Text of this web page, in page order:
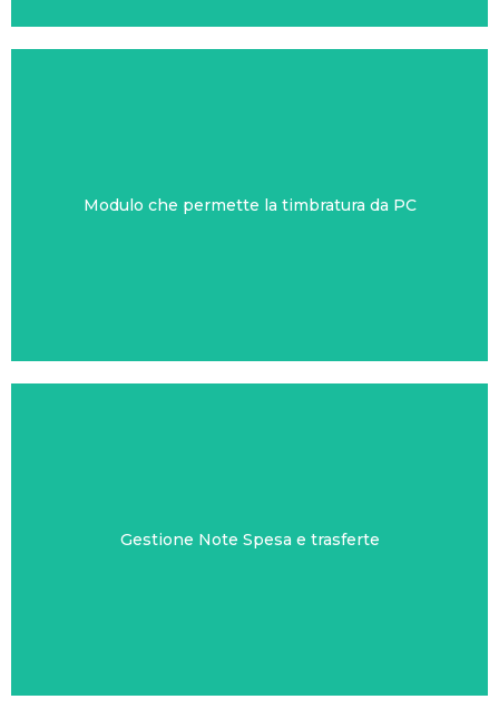
Modulo che permette la timbratura da PC
ND24 TIMBRAWEB
Gestione Note Spesa e trasferte
ND24 EASY TOUR